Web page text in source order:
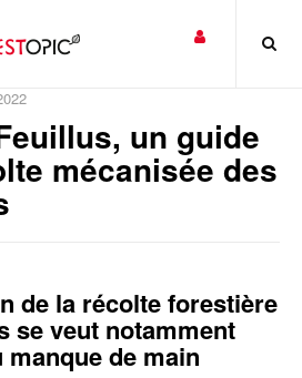
un guide
mécanisée des
de la récolte forestière
se veut notamment
de main